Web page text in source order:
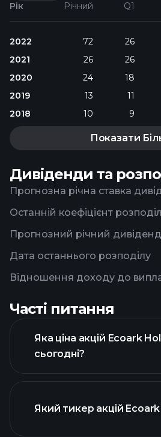
Рік
Річний Q1
2022 72 26
2021
26 26
2020
24 18
2019
13 11
2018
10 9
Показати
Дивіденди та
Прогнозна річна ставка
Прогнозний річний
Відношення доходу до
Останній коефіцієнт
Дата останнього розподілу
Часті питання
Яка ціна акцій Ecoark
сьогодні?
Який тикер акцій